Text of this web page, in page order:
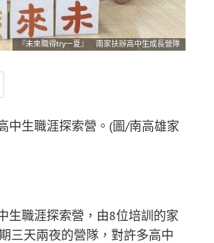
『未來職得try一夏』 南家扶辦高中生成長營隊
中生職涯探索營。(圖/南高雄家
生職涯探索營，由8位培訓的家
三天兩夜的營隊，對許多高中